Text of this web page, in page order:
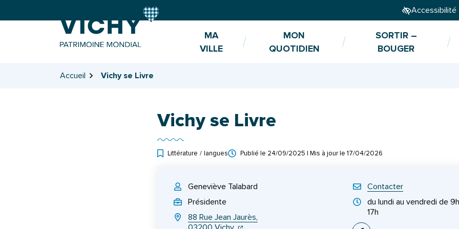
Accessibilité
MA
VILLE
MON
QUOTIDIEN
SORTIR –
BOUGER
Accueil Vichy se Livre
Vichy se Livre
Littérature / langues Publié le 24/09/2025 | Mis à jour le 17/04/2026
Geneviève Talabard
Présidente
88 Rue Jean Jaurès,
(ouverture dans un nouvel onglet)
(ouverture dans un nouvel onglet)
Contacter
du lundi au vendredi de
17h